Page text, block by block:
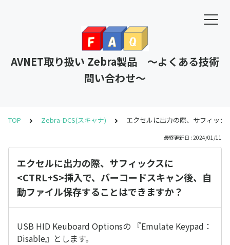
AVNET取り扱い Zebra製品 ～よくある技術
問い合わせ～
TOP Zebra-DCS(スキャナ) エクセルに出力の際、サフィック
最終更新日 : 2024/01/11
エクセルに出力の際、サフィックスに
<CTRL+S>挿入で、バーコードスキャン後、自
動ファイル保存することはできますか？
USB HID Keuboard Optionsの 『Emulate Keypad：
Disable』とします。